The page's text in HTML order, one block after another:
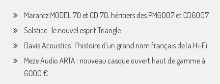
Marantz MODEL 70 et CD 70, héritiers des PM6007 et CD6007
Solstice : le nouvel esprit Triangle
Davis Acoustics : l’histoire d’un grand nom français de la Hi-Fi
Meze Audio ARTA : nouveau casque ouvert haut de gamme à
6000 €